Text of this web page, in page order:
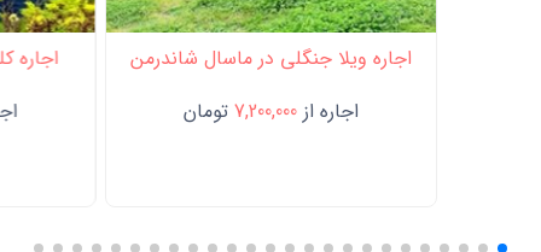
اجاره ویلا جنگلی در ماسال شاندرمن
اجاره از 7,200,000 تومان
اجاره